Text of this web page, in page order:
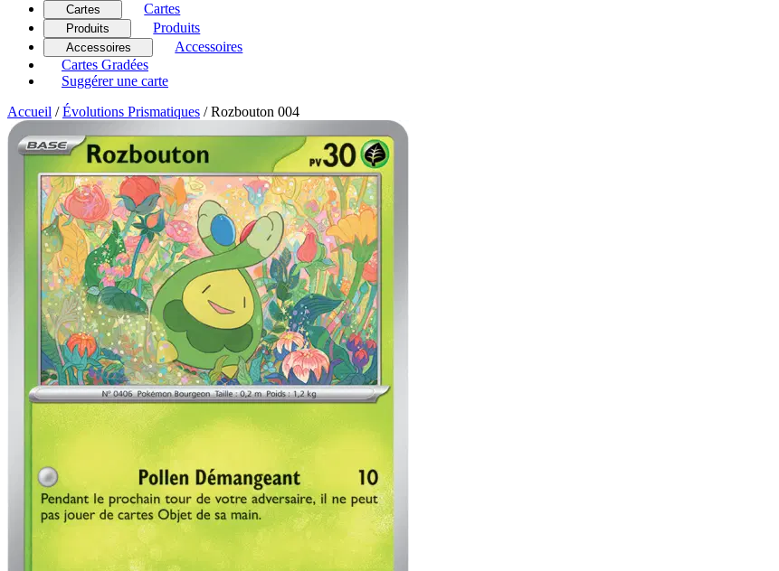
Cartes Cartes
Produits Produits
Accessoires
Accessoires
Cartes Gradées
Suggérer une carte
Accueil / Évolutions Prismatiques / Rozbouton 004